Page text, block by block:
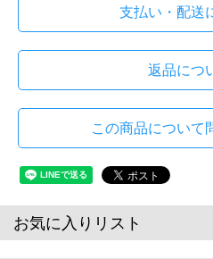
支払い・配送
返品につ
この商品について
お気に入りリスト